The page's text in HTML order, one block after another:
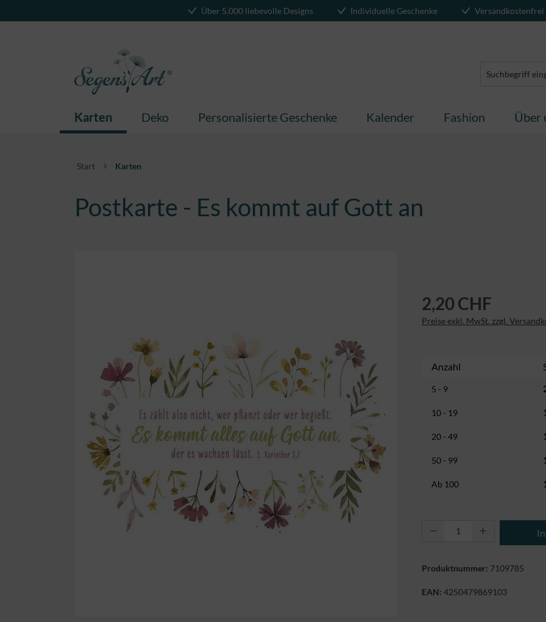
Über 5.000 liebevolle Designs Individuelle Geschenke
Karten Deko Personalisierte Geschenke Kalender Fashion Über
Start Karten
Postkarte - Es kommt auf Gott an
2,20 CHF
Preise exkl. MwSt. zzgl.
Anzahl
5 - 9
10 - 19
20 - 49
50 - 99
Ab 100
Produkt Anzahl:
Produktnummer: 7109785
EAN: 4250479869103